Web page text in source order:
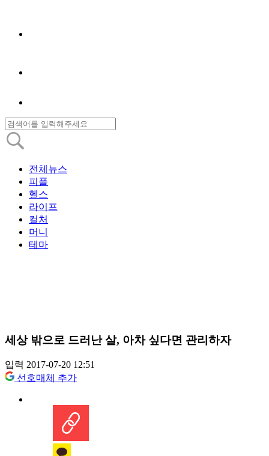
전체뉴스
피플
헬스
라이프
컬처
머니
테마
세상 밖으로 드러난 살, 아차 싶다면 관리하자
입력 2017-07-20 12:51
선호매체 추가